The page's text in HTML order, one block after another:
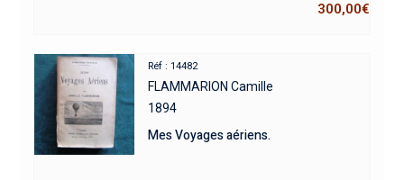
300,00€
Réf : 14482
FLAMMARION Camille
1894
Mes Voyages aériens.